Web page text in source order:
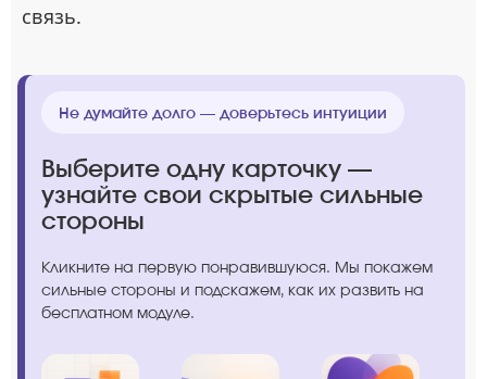
связь.
Не думайте долго — доверьтесь интуиции
Выберите одну карточку —
узнайте свои скрытые сильные
стороны
Кликните на первую понравившуюся. Мы покажем
сильные стороны и подскажем, как их развить на
бесплатном модуле.